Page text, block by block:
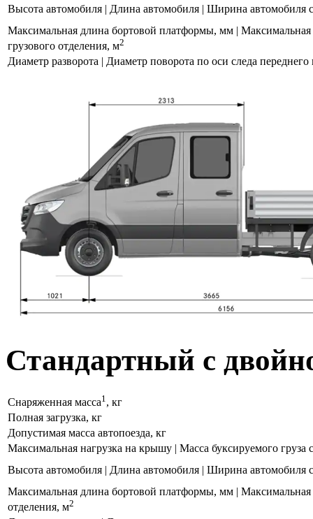
Высота автомобиля | Длина автомобиля | Ширина
Максимальная длина бортовой платформы, мм |
грузового отделения, м2
Диаметр разворота | Диаметр поворота по оси следа
Стандартный с
Снаряженная масса1 , кг
Полная загрузка, кг
Допустимая масса автопоезда, кг
Максимальная нагрузка на крышу | Масса буксируемого груза
Высота автомобиля | Длина автомобиля | Ширина
Максимальная длина бортовой платформы, мм |
отделения, м2